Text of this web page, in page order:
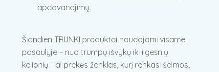
apdovanojimų.
Šiandien TRUNKI produktai naudojami visame
pasaulyje – nuo trumpų išvykų iki ilgesnių
kelionių. Tai prekės ženklas, kurį renkasi šeimos,